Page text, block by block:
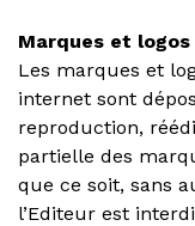
Marques et logos
Les marques et
internet sont
reproduction,
partielle des
que ce soit, sans
l’Editeur est